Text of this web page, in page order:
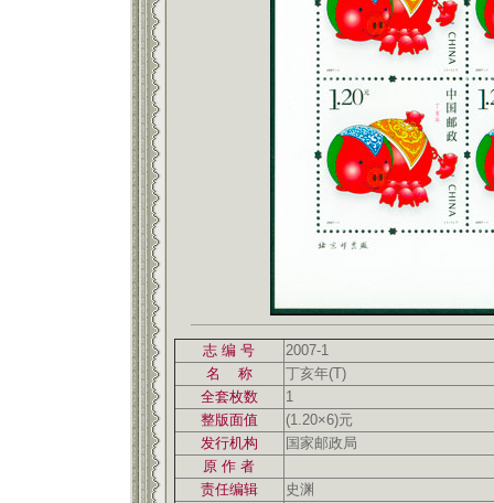
志 编 号
2007-1
名 称
丁亥年(T)
全套枚数
1
整版面值
(1.20×6)元
发行机构
国家邮政局
原 作 者
责任编辑
史渊